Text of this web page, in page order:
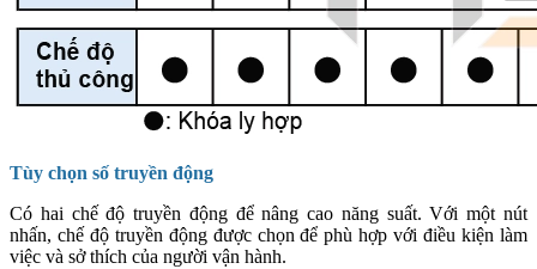
Tùy chọn số truyền động
Có hai chế độ truyền động để nâng cao năng suất. Với một nút
nhấn, chế độ truyền động được chọn để phù hợp với điều kiện làm
việc và sở thích của người vận hành.